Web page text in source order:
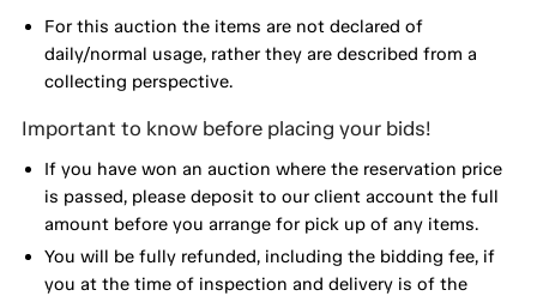
For this auction the items are not declared of
daily/normal usage, rather they are described from a
collecting perspective.
Important to know before placing your bids!
If you have won an auction where the reservation price
is passed, please deposit to our client account the full
amount before you arrange for pick up of any items.
You will be fully refunded, including the bidding fee, if
you at the time of inspection and delivery is of the